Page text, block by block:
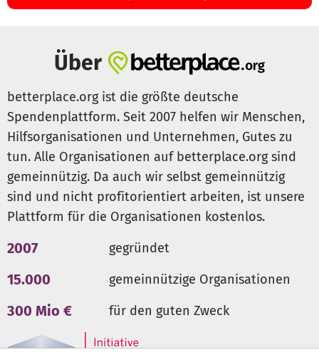
unsere Webseite.
Über
betterplace.org ist die größte deutsche
Spendenplattform. Seit 2007 helfen wir Menschen,
Hilfsorganisationen und Unternehmen, Gutes zu
tun. Alle Organisationen auf betterplace.org sind
gemeinnützig. Da auch wir selbst gemeinnützig
sind und nicht profitorientiert arbeiten, ist unsere
Plattform für die Organisationen kostenlos.
2007 gegründet
15.000 gemeinnützige Organisationen
300 Mio € für den guten Zweck